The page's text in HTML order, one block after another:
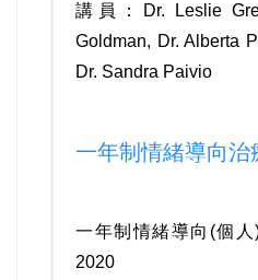
講員：Dr. Leslie
Goldman, Dr. Alberta
Dr. Sandra Paivio
一年制情緒導向治
一年制情緒導向(個
2020